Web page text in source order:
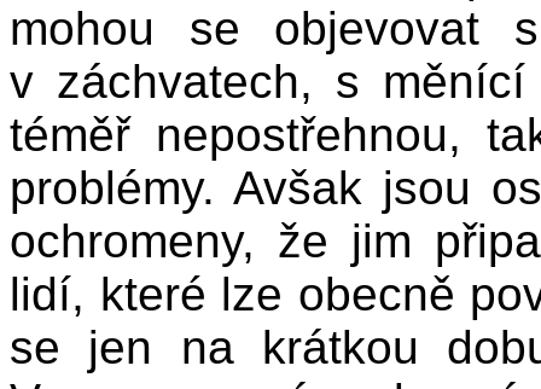
mohou se objevovat
v záchvatech, s
téměř nepostřehnou,
problémy. Avšak jsou
ochromeny, že jim
lidí, které lze obecně
se jen na krátkou